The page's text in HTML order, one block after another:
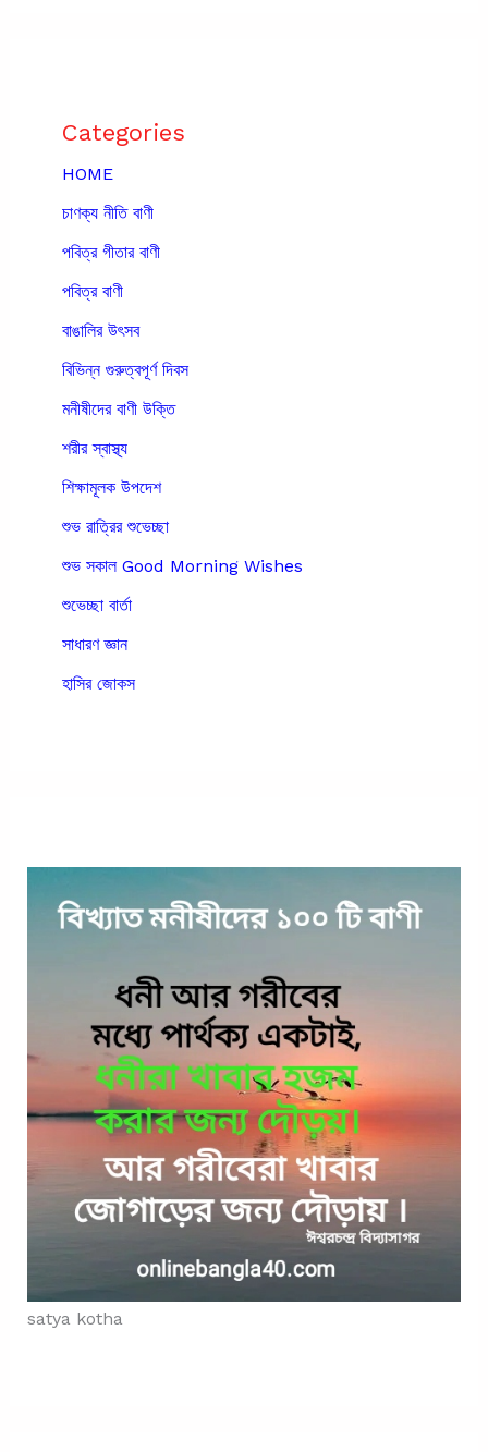
Categories
HOME
চাণক্য নীতি বাণী
পবিত্র গীতার বাণী
পবিত্র বাণী
বাঙালির উৎসব
বিভিন্ন গুরুত্বপূর্ণ দিবস
মনীষীদের বাণী উক্তি
শরীর স্বাস্থ্য
শিক্ষামূলক উপদেশ
শুভ রাত্রির শুভেচ্ছা
শুভ সকাল Good Morning Wishes
শুভেচ্ছা বার্তা
সাধারণ জ্ঞান
হাসির জোকস
satya kotha